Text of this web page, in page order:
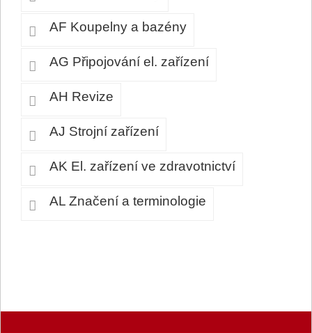
AF Koupelny a bazény
AG Připojování el. zařízení
AH Revize
AJ Strojní zařízení
AK El. zařízení ve zdravotnictví
AL Značení a terminologie